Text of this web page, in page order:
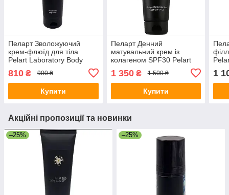
Пеларт Зволожуючий
крем-флюїд для тіла
Pelart Laboratory Body
Cream, 250 мл
810 ₴ 900 ₴
Купити
Пеларт Денний
матувальний крем із
колагеном SPF30 Pelart
Pretense Line Collagen
Matting Day Cream Spf30
1 350₴ 1 500 ₴
Купити
1
Акційні пропозиції та новинки
–25% –25%